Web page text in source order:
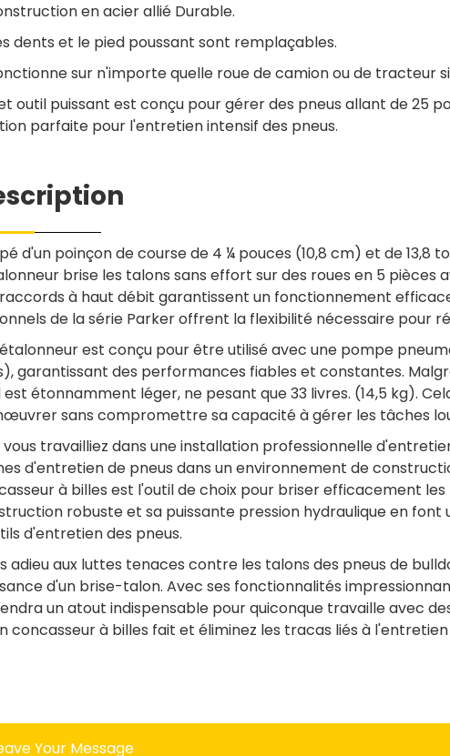
en acier allié Durable.
dents et le pied poussant sont remplaçables.
sur n'importe quelle roue de camion ou de tracteur
outil puissant est conçu pour gérer des pneus allant de 25
parfaite pour l'entretien intensif des pneus.
d'un poinçon de course de 4 ¼ pouces (10,8 cm) et de 13,8
brise les talons sans effort sur des roues en 5 pièces
à haut débit garantissent un fonctionnement
de la série Parker offrent la flexibilité nécessaire pour
est conçu pour être utilisé avec une pompe
garantissant des performances fiables et constantes.
est étonnamment léger, ne pesant que 33 livres. (14,5 kg).
sans compromettre sa capacité à gérer les tâches
vous travailliez dans une installation professionnelle
d'entretien de pneus dans un environnement de
à billes est l'outil de choix pour briser efficacement les
robuste et sa puissante pression hydraulique en
d'entretien des pneus.
adieu aux luttes tenaces contre les talons des pneus de
d'un brise-talon. Avec ses fonctionnalités
un atout indispensable pour quiconque travaille avec
concasseur à billes fait et éliminez les tracas liés à
Your Message